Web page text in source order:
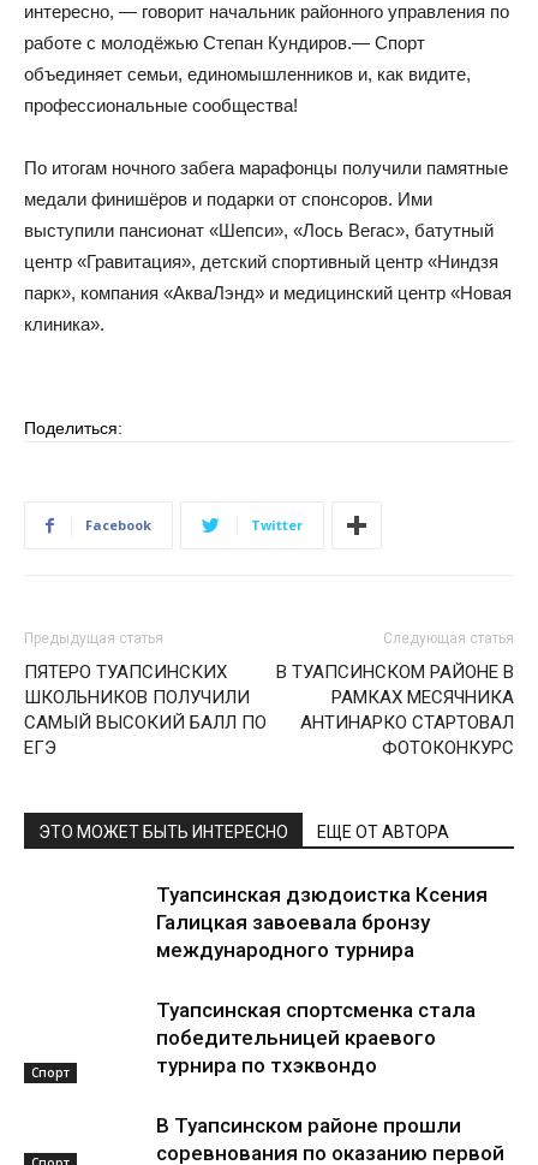
интересно, — говорит начальник районного управления по
работе с молодёжью Степан Кундиров.— Спорт
объединяет семьи, единомышленников и, как видите,
профессиональные сообщества!
По итогам ночного забега марафонцы получили памятные
медали финишёров и подарки от спонсоров. Ими
выступили пансионат «Шепси», «Лось Вегас», батутный
центр «Гравитация», детский спортивный центр «Ниндзя
парк», компания «АкваЛэнд» и медицинский центр «Новая
клиника».
Поделиться:
Facebook Twitter
Предыдущая статья
ПЯТЕРО ТУАПСИНСКИХ
ШКОЛЬНИКОВ ПОЛУЧИЛИ
САМЫЙ ВЫСОКИЙ БАЛЛ ПО
ЕГЭ
Следующая статья
В ТУАПСИНСКОМ РАЙОНЕ В
РАМКАХ МЕСЯЧНИКА
АНТИНАРКО СТАРТОВАЛ
ФОТОКОНКУРС
ЭТО МОЖЕТ БЫТЬ ИНТЕРЕСНО ЕЩЕ ОТ АВТОРА
Спорт
Туапсинская дзюдоистка Ксения
Галицкая завоевала бронзу
международного турнира
Туапсинская спортсменка стала
победительницей краевого
турнира по тхэквондо
В Туапсинском районе прошли
соревнования по оказанию первой